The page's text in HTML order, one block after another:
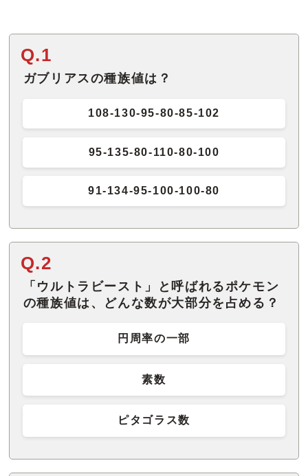
Q.1
ガブリアスの種族値は？
108-130-95-80-85-102
95-135-80-110-80-100
91-134-95-100-100-80
Q.2
「ウルトラビースト」と呼ばれるポケモン
の種族値は、どんな数が大部分を占める？
円周率の一部
素数
ピタゴラス数